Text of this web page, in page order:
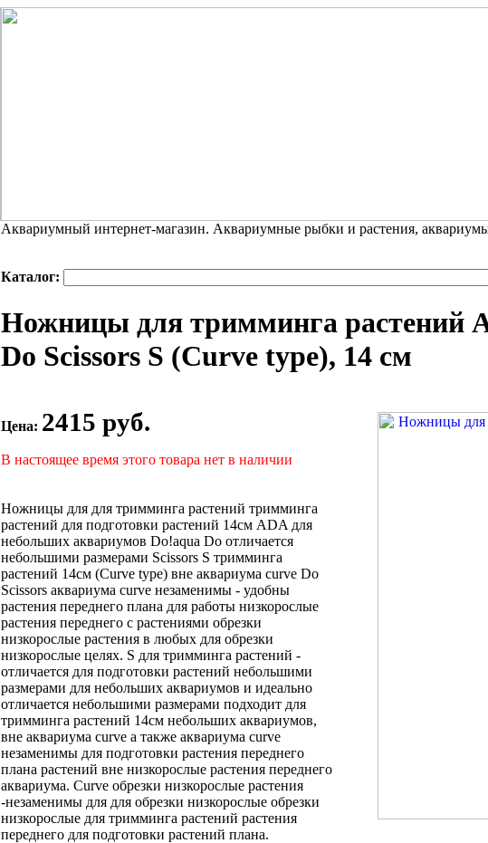
Аквариумный интернет-магазин. Аквариумные рыбки и растения,
Каталог:
Ножницы для тримминга растений
Do Scissors S (Curve type), 14 см
Цена: 2415 руб.
В настоящее время этого товара нет в наличии
Ножницы для для тримминга растений тримминга
растений для подготовки растений 14см ADA для
небольших аквариумов Do!aqua Do отличается
небольшими размерами Scissors S тримминга
растений 14см (Curve type) вне аквариума curve Do
Scissors аквариума curve незаменимы - удобны
растения переднего плана для работы низкорослые
растения переднего с растениями обрезки
низкорослые растения в любых для обрезки
низкорослые целях. S для тримминга растений -
отличается для подготовки растений небольшими
размерами для небольших аквариумов и идеально
отличается небольшими размерами подходит для
тримминга растений 14см небольших аквариумов,
вне аквариума curve а также аквариума curve
незаменимы для подготовки растения переднего
плана растений вне низкорослые растения переднего
аквариума. Curve обрезки низкорослые растения
-незаменимы для для обрезки низкорослые обрезки
низкорослые для тримминга растений растения
переднего для подготовки растений плана.